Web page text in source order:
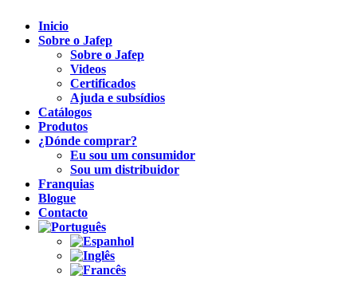
Inicio
Sobre o Jafep
Sobre o Jafep
Videos
Certificados
Ajuda e subsídios
Catálogos
Produtos
¿Dónde comprar?
Eu sou um consumidor
Sou um distribuidor
Franquias
Blogue
Contacto